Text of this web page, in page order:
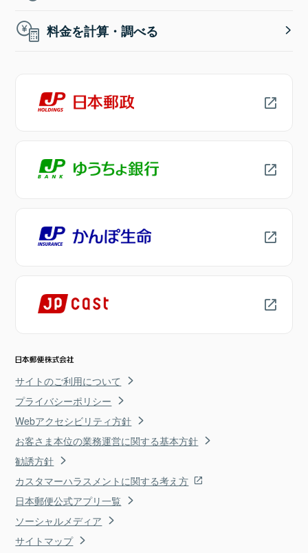
料金を計算・調べる
サイトのご利用について
プライバシーポリシー
Webアクセシビリティ方針
お客さま本位の業務運営に関する基本方針
勧誘方針
カスタマーハラスメントに関する考え方
日本郵便公式アプリ一覧
ソーシャルメディア
サイトマップ